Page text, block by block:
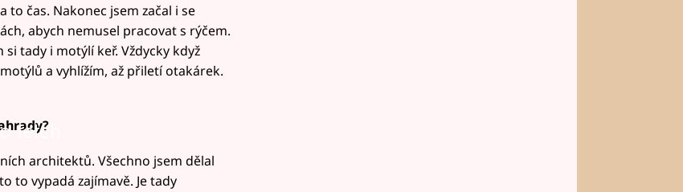
čas. Nakonec jsem začal i se
abych nemusel pracovat s rýčem.
tady i motýlí keř. Vždycky když
a vyhlížím, až přiletí otakárek.
fetch
architektů. Všechno jsem dělal
to vypadá zajímavě. Je tady